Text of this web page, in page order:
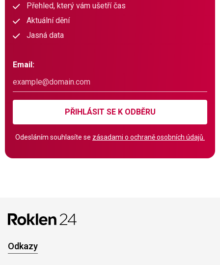
Přehled, který vám ušetří čas
Aktuální dění
Jasná data
Email:
PŘIHLÁSIT SE K ODBĚRU
Odesláním souhlasíte se zásadami o ochraně osobních údajů.
Odkazy